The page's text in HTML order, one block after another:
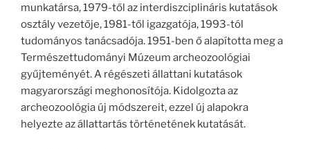
munkatársa, 1979-től az interdiszciplináris kutatások
osztály vezetője, 1981-től igazgatója, 1993-tól
tudományos tanácsadója. 1951-ben ő alapította meg a
Természettudományi Múzeum archeozoológiai
gyűjteményét. A régészeti állattani kutatások
magyarországi meghonosítója. Kidolgozta az
archeozoológia új módszereit, ezzel új alapokra
helyezte az állattartás történetének kutatását.